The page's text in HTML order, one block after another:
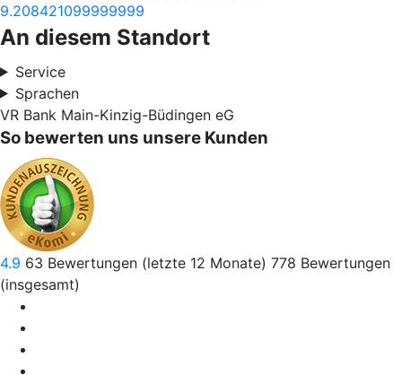
9.208421099999999
An diesem Standort
Service
Sprachen
VR Bank Main-Kinzig-Büdingen eG
So bewerten uns unsere Kunden
4.9 63 Bewertungen (letzte 12 Monate) 778 Bewertungen
(insgesamt)